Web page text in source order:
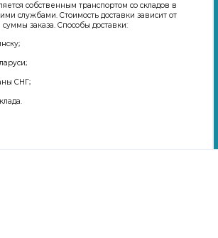
собственным транспортом со складов в
службами. Стоимость доставки зависит от
заказа. Способы доставки:
СНГ;